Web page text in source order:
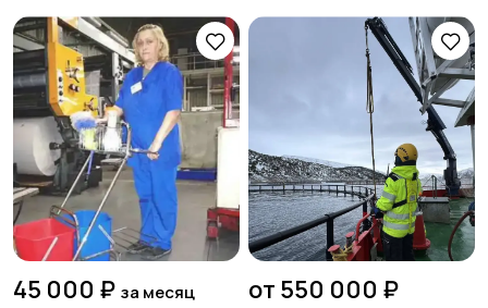
45 000 ₽ за месяц от 550 000 ₽